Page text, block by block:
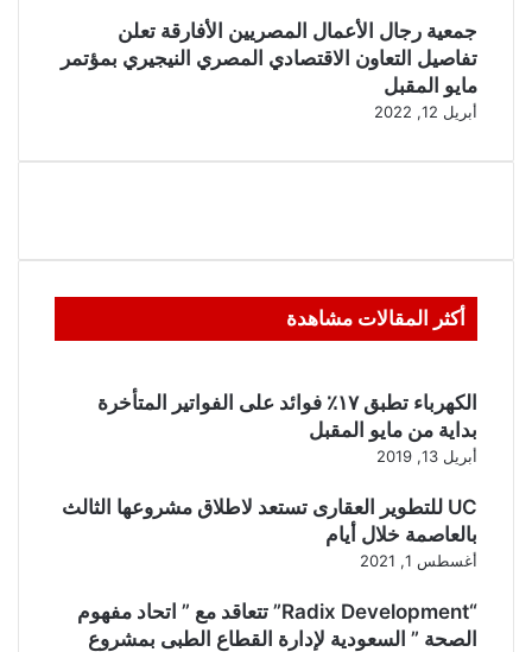
جمعية رجال الأعمال المصريين الأفارقة تعلن
تفاصيل التعاون الاقتصادي المصري النيجيري بمؤتمر
مايو المقبل
أبريل 12, 2022
أكثر المقالات مشاهدة
الكهرباء تطبق ١٧٪ فوائد على الفواتير المتأخرة
بداية من مايو المقبل
أبريل 13, 2019
UC للتطوير العقارى تستعد لاطلاق مشروعها الثالث
بالعاصمة خلال أيام
أغسطس 1, 2021
“Radix Development” تتعاقد مع ” اتحاد مفهوم
الصحة ” السعودية لإدارة القطاع الطبى بمشروع